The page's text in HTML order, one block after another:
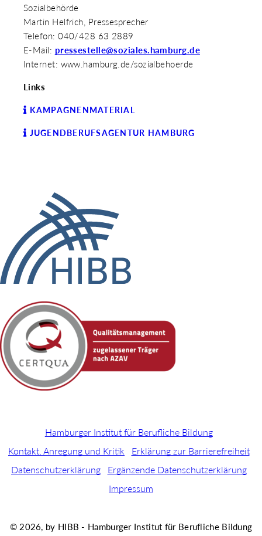
Sozialbehörde
Martin Helfrich, Pressesprecher
Telefon: 040/428 63 2889
E-Mail: pressestelle@soziales.hamburg.de
Internet: www.hamburg.de/sozialbehoerde
Links
KAMPAGNENMATERIAL
JUGENDBERUFSAGENTUR HAMBURG
Hamburger Institut für Berufliche Bildung
Kontakt, Anregung und Kritik
Erklärung zur Barrierefreiheit
Datenschutzerklärung
Ergänzende Datenschutzerklärung
Impressum
© 2026, by HIBB - Hamburger Institut für Berufliche Bildung